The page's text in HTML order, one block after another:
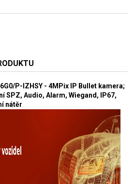
P-IZHSY - 4M Pix IP Bullet kamera;
SPZ, Audio, Alarm, Wiegand, IP67,
nátěr